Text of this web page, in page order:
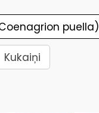
puella)
Kukaiņi